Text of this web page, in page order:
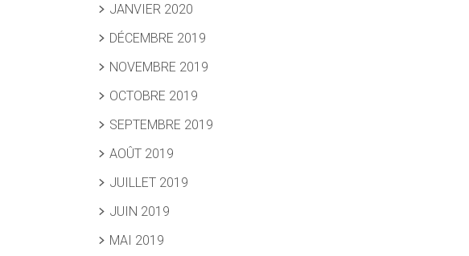
JANVIER 2020
DÉCEMBRE 2019
NOVEMBRE 2019
OCTOBRE 2019
SEPTEMBRE 2019
AOÛT 2019
JUILLET 2019
JUIN 2019
MAI 2019